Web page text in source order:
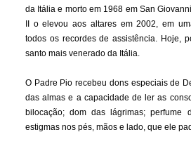
da Itália e morto em 1968 em San
II o elevou aos altares em 2002, em
todos os recordes de assistência. Hoje,
santo mais venerado da Itália.
O Padre Pio recebeu dons especiais de
das almas e a capacidade de ler as
bilocação; dom das lágrimas; perfume
estigmas nos pés, mãos e lado, que ele